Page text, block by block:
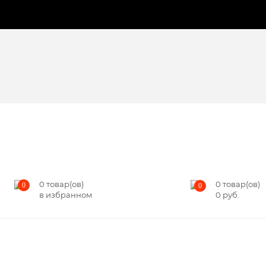
0 0 товар(ов)
в избранном
0 0 товар(ов)
0 руб.